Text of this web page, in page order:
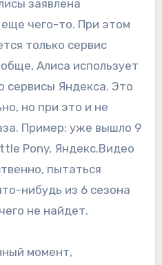
заявлена
чего-то. При этом
только сервис
Алиса использует
сервисы Яндекса. Это
но при это и не
Пример: уже вышло 9
Pony, Яндекс.Видео
пытаться
нибудь из 6 сезона
не найдет.
момент,